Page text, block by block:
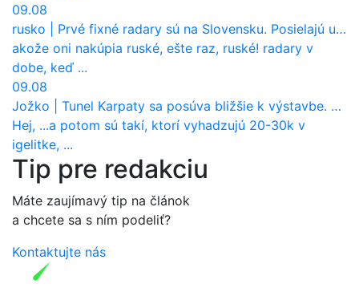
09.08
rusko
Prvé fixné radary sú na Slovensku. Posielajú už pokuty? Ukáže ich Waze?
akože oni nakúpia ruské, ešte raz, ruské! radary v
dobe, keď ...
09.08
Jožko
Tunel Karpaty sa posúva bližšie k výstavbe. NDS urobila dôležitý krok
Hej, ...a potom sú takí, ktorí vyhadzujú 20-30k v
igelitke, ...
Tip pre redakciu
Máte zaujímavý tip na článok
a chcete sa s ním podeliť?
Kontaktujte nás